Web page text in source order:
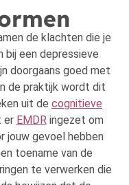
de klachten die je
bij een depressieve
doorgaans goed met
de praktijk wordt dit
uit de cognitieve
er EMDRingezet om
jouw gevoel hebben
toename van de
te verwerken die